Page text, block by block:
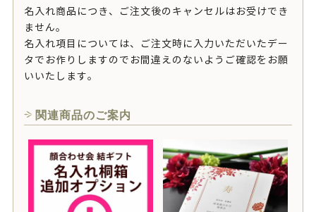
名入れ商品につき、ご注文後のキャンセルはお受けでき
ません。
名入れ項目については、ご注文時に入力いただいたデー
タでお作りしますのでお間違えのないようご確認をお願
いいたします。
関連商品のご案内